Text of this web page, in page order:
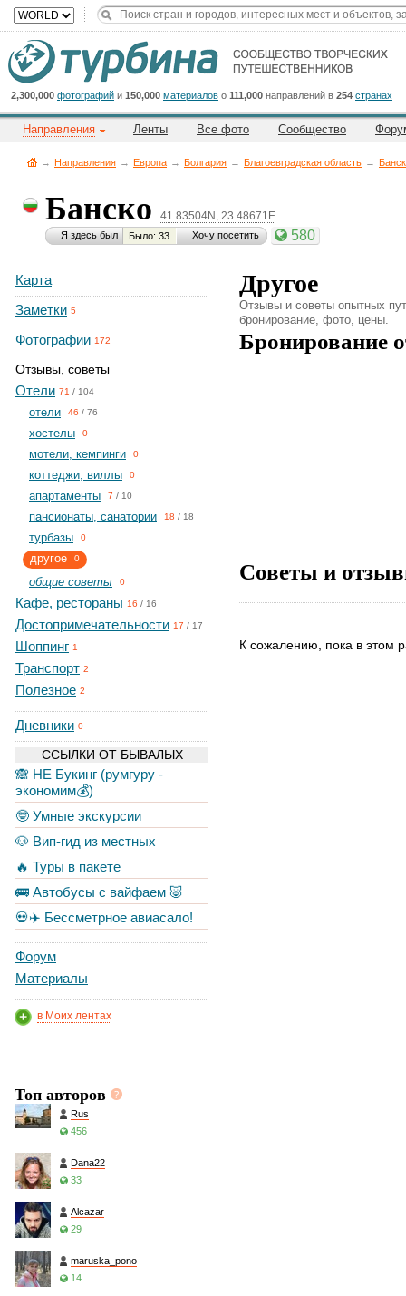
2,300,000 фотографий и 150,000 материалов о 111,000 направлений в 254 странах
Направления Ленты Все фото Сообщество
→ Направления → Европа → Болгария → Благоевградская область →
Банско 41.83504N, 23.48671E
Я здесь был Было: 33 Хочу посетить 580
Карта
Заметки 5
Фотографии 172
Отзывы, советы
Отели 71 / 104
отели 46 / 76
хостелы 0
мотели, кемпинги 0
коттеджи, виллы 0
апартаменты 7 / 10
пансионаты, санатории 18 / 18
турбазы 0
другое 0
общие советы 0
Кафе, рестораны 16 / 16
Достопримечательности 17 / 17
Шоппинг 1
Транспорт 2
Полезное 2
Дневники 0
ССЫЛКИ ОТ БЫВАЛЫХ
🙈 НЕ Букинг (румгуру -
экономим💰)
🤓 Умные экскурсии
🐶 Вип-гид из местных
🔥 Туры в пакете
🚌 Автобусы с вайфаем 🐷
💀✈️ Бессметрное авиасало!
Форум
Материалы
в Моих лентах
Топ авторов
Rus
456
Dana22
33
Alcazar
29
maruska_pono
14
Другое
Отзывы и советы опытных
бронирование, фото, цены.
Бронирование
Советы и
К сожалению, пока в этом
Cейчас
на
сайте:
Title
Button